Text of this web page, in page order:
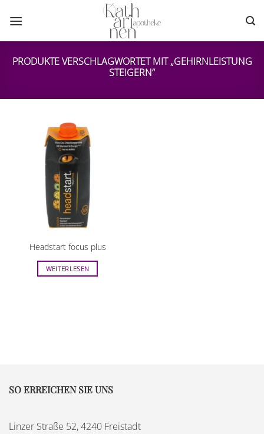
Inhalt
PRODUKTE VERSCHLAGWORTET MIT „GEHIRNLEISTUNG
STEIGERN“
Headstart focus plus
WEITERLESEN
SO ERREICHEN SIE UNS
Linzer Straße 52, 4240 Freistadt